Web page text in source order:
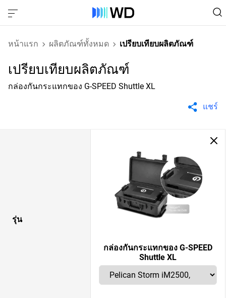
หน้าแรก ผลิตภัณฑ์ทั้งหมด เปรียบเทียบผลิตภัณฑ์
เปรียบเทียบผลิตภัณฑ์
กล่องกันกระแทกของ G-SPEED Shuttle XL
แชร์
รุ่น
กล่องกันกระแทกของ G-SPEED
Shuttle XL